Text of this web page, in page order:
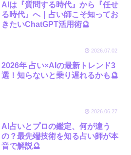
AIは『質問する時代』から『任せ
る時代』へ｜占い師こそ知ってお
きたいChatGPT活用術🔮
2026.07.02
2026年 占い×AIの最新トレンド3
選！知らないと乗り遅れるかも🔮
2026.06.27
AI占いとプロの鑑定、何が違う
の？最先端技術を知る占い師が本
音で解説🔮